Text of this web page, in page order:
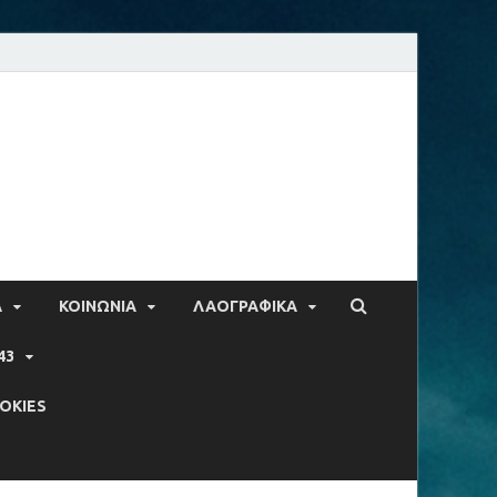
ΚΟΙΝΩΝΙΑ ΛΑΟΓΡΑΦΙΚΑ